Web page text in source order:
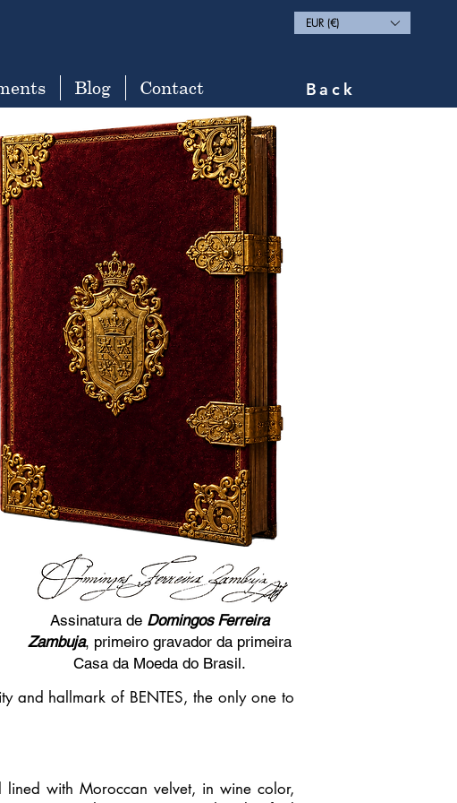
Blog Contact
EUR (€)
Back
Assinatura de Domingos Ferreira
Zambuja, primeiro gravador da primeira
Casa da Moeda do Brasil.
and hallmark of BENTES, the only one to
with Moroccan velvet, in wine color,